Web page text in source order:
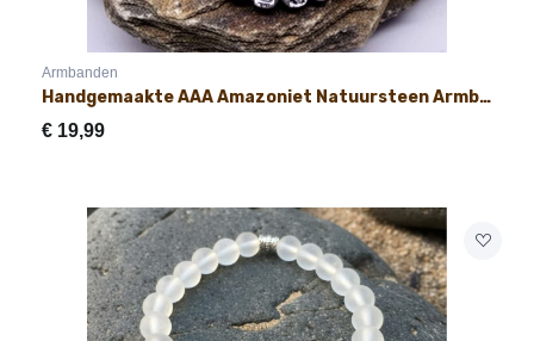
Armbanden
Handgemaakte AAA Amazoniet Natuursteen Armband met Naam 8mm
€ 19,99